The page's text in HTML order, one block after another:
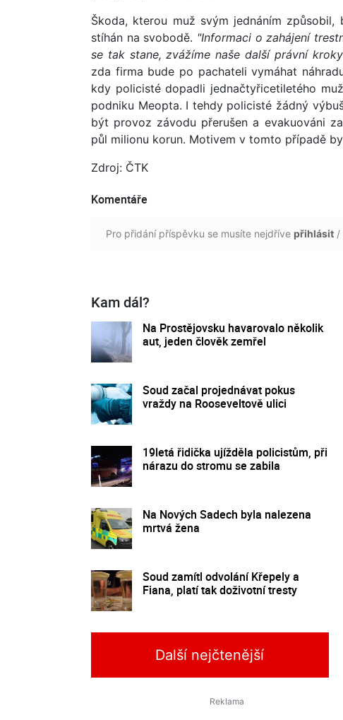
Škoda, kterou muž svým jednáním
stíhán na svobodě. "Informaci o zahájení
se tak stane, zvážíme naše další právní
zda firma bude po pachateli vymáhat
kdy policisté dopadli jednačtyřicetiletého
podniku Meopta. I tehdy policisté žádný
být provoz závodu přerušen a evakuováni
půl milionu korun. Motivem v tomto případě
Zdroj: ČTK
Komentáře
Pro přidání příspěvku se musíte nejdříve přihlásit /
Kam dál?
Na Prostějovsku havarovalo několik
aut, jeden člověk zemřel
Soud začal projednávat pokus
vraždy na Rooseveltově ulici
19letá řidička ujížděla policistům, při
nárazu do stromu se zabila
Na Nových Sadech byla nalezena
mrtvá žena
Soud zamítl odvolání Křepely a
Fiana, platí tak doživotní tresty
Další nejčtenější